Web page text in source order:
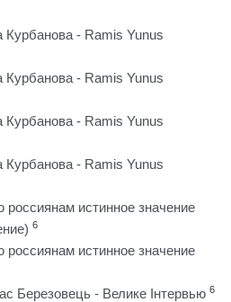
- Ramis Yunus
- Ramis Yunus
- Ramis Yunus
- Ramis Yunus
истинное значение
6
истинное значение
Березовець - Велике Інтервью 6